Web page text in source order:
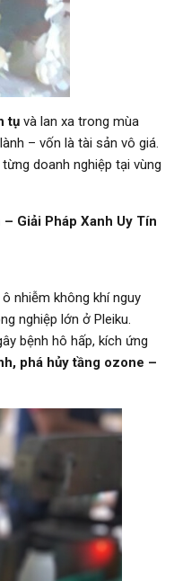
tụ và lan xa trong mùa
– vốn là tài sản vô giá.
doanh nghiệp tại vùng
Giải Pháp Xanh Uy Tín
nhiễm không khí nguy
nghiệp lớn ở Pleiku.
bệnh hô hấp, kích ứng
phá hủy tầng ozone –